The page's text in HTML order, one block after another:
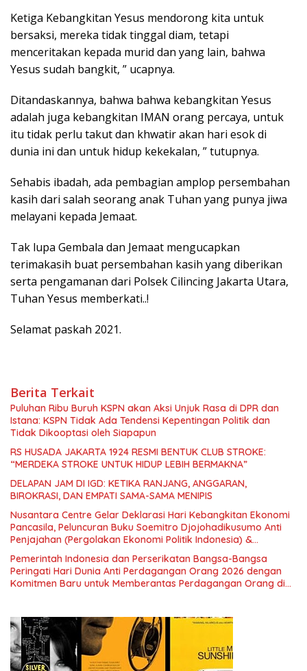
Ketiga Kebangkitan Yesus mendorong kita untuk
bersaksi, mereka tidak tinggal diam, tetapi
menceritakan kepada murid dan yang lain, bahwa
Yesus sudah bangkit, ” ucapnya.
Ditandaskannya, bahwa bahwa kebangkitan Yesus
adalah juga kebangkitan IMAN orang percaya, untuk
itu tidak perlu takut dan khwatir akan hari esok di
dunia ini dan untuk hidup kekekalan, ” tutupnya.
Sehabis ibadah, ada pembagian amplop persembahan
kasih dari salah seorang anak Tuhan yang punya jiwa
melayani kepada Jemaat.
Tak lupa Gembala dan Jemaat mengucapkan
terimakasih buat persembahan kasih yang diberikan
serta pengamanan dari Polsek Cilincing Jakarta Utara,
Tuhan Yesus memberkati..!
Selamat paskah 2021.
Berita Terkait
Puluhan Ribu Buruh KSPN akan Aksi Unjuk Rasa di DPR dan
Istana: KSPN Tidak Ada Tendensi Kepentingan Politik dan
Tidak Dikooptasi oleh Siapapun
RS HUSADA JAKARTA 1924 RESMI BENTUK CLUB STROKE:
“MERDEKA STROKE UNTUK HIDUP LEBIH BERMAKNA”
DELAPAN JAM DI IGD: KETIKA RANJANG, ANGGARAN,
BIROKRASI, DAN EMPATI SAMA-SAMA MENIPIS
Nusantara Centre Gelar Deklarasi Hari Kebangkitan Ekonomi
Pancasila, Peluncuran Buku Soemitro Djojohadikusumo Anti
Penjajahan (Pergolakan Ekonomi Politik Indonesia) &
Simposium Nasional “Urgensi Undang-Undang Perekonomian
Nasional dan Kesejahteraan Sosial dalam Menata Bangsa
Menuju Indonesia Emas 2045”,
Pemerintah Indonesia dan Perserikatan Bangsa-Bangsa
Peringati Hari Dunia Anti Perdagangan Orang 2026 dengan
Komitmen Baru untuk Memberantas Perdagangan Orang di